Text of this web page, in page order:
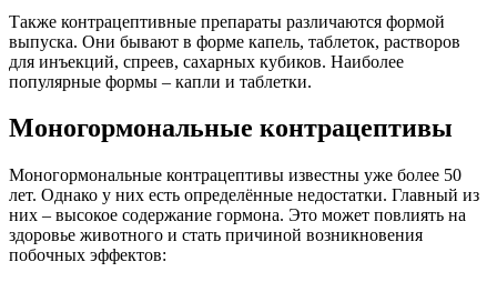
Также контрацептивные препараты различаются формой
выпуска. Они бывают в форме капель, таблеток, растворов
для инъекций, спреев, сахарных кубиков. Наиболее
популярные формы – капли и таблетки.
Моногормональные контрацептивы
Моногормональные контрацептивы известны уже более 50
лет. Однако у них есть определённые недостатки. Главный из
них – высокое содержание гормона. Это может повлиять на
здоровье животного и стать причиной возникновения
побочных эффектов: